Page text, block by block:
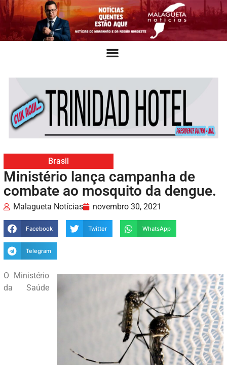
Brasil
Ministério lança campanha de
combate ao mosquito da dengue.
Malagueta Notícias novembro 30, 2021
Facebook Twitter WhatsApp
Telegram
O Ministério
da Saúde